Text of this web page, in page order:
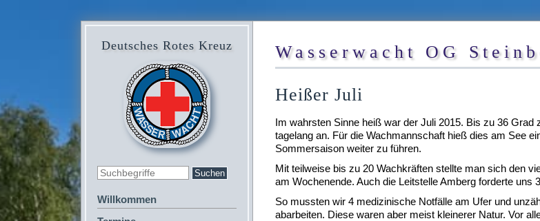
Deutsches Rotes Kreuz
Willkommen
Wasserwacht OG
Heißer Juli
Im wahrsten Sinne heiß war der Juli 2015. Bis zu 36 Grad
tagelang an. Für die Wachmannschaft hieß dies am See
Sommersaison weiter zu führen.
Mit teilweise bis zu 20 Wachkräften stellte man sich den
am Wochenende. Auch die Leitstelle Amberg forderte uns
So mussten wir 4 medizinische Notfälle am Ufer und
abarbeiten. Diese waren aber meist kleinerer Natur. Vor